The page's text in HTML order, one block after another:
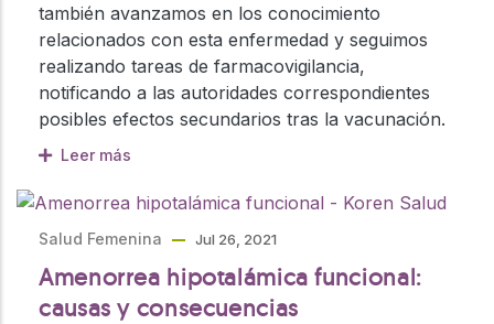
también avanzamos en los conocimiento
relacionados con esta enfermedad y seguimos
realizando tareas de farmacovigilancia,
notificando a las autoridades correspondientes
posibles efectos secundarios tras la vacunación.
Leer más
Salud Femenina Jul 26, 2021
Amenorrea hipotalámica funcional:
causas y consecuencias